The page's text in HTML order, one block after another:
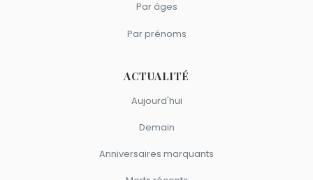
Par âges
Par prénoms
ACTUALITÉ
Aujourd'hui
Demain
Anniversaires marquants